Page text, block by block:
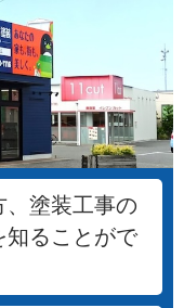
、塗装工事の
知ることがで